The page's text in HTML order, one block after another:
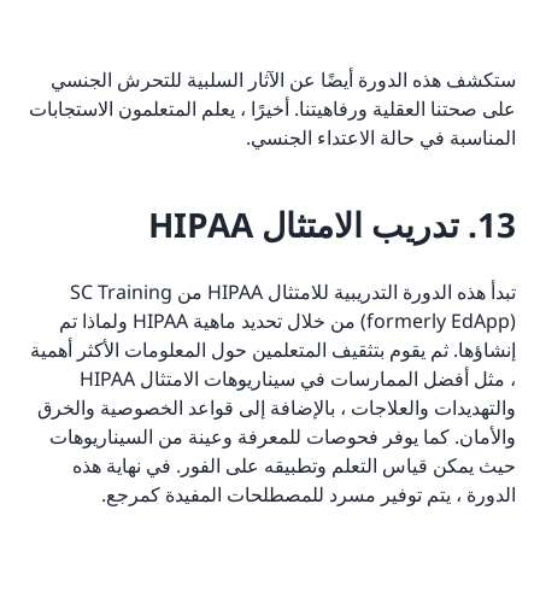
ستكشف هذه الدورة أيضًا عن الآثار السلبية للتحرش الجنسي
على صحتنا العقلية ورفاهيتنا. أخيرًا ، يعلم المتعلمون الاستجابات
المناسبة في حالة الاعتداء الجنسي.
13. تدريب الامتثال HIPAA
تبدأ هذه الدورة التدريبية للامتثال HIPAA من SC Training
(formerly EdApp) من خلال تحديد ماهية HIPAA ولماذا تم
إنشاؤها. ثم يقوم بتثقيف المتعلمين حول المعلومات الأكثر أهمية
، مثل أفضل الممارسات في سيناريوهات الامتثال HIPAA
والتهديدات والعلاجات ، بالإضافة إلى قواعد الخصوصية والخرق
والأمان. كما يوفر فحوصات للمعرفة وعينة من السيناريوهات
حيث يمكن قياس التعلم وتطبيقه على الفور. في نهاية هذه
الدورة ، يتم توفير مسرد للمصطلحات المفيدة كمرجع.